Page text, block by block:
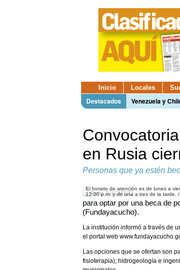
Inicio Locales
Destacados Venezuela y
en Rusia
Personas que ya estén
El horario de atención es de lunes a
12:00 p.m. y de una a tres de la tarde. /
para optar por una beca de
(Fundayacucho).
La institución informó a través de
el portal web
Las opciones que se ofertan son
fisioterapia); hidrogeología e